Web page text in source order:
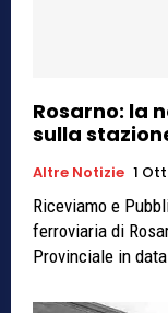
Rosarno: la
sulla
Altre Notizie 1
Riceviamo e
ferroviaria di
Provinciale in